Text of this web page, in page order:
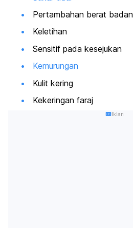
Pertambahan berat badan
Keletihan
Sensitif pada kesejukan
Kemurungan
Kulit kering
Kekeringan faraj
Iklan